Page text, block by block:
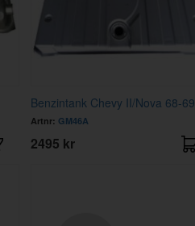
Benzintank Chevy II/Nova 68-69
Artnr: GM46A
2495 kr